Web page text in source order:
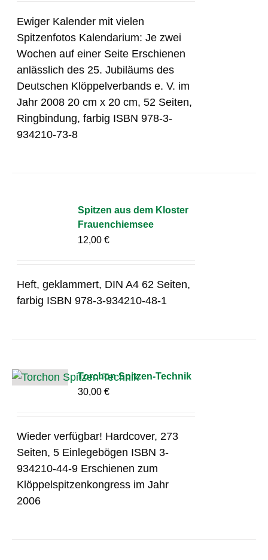
Ewiger Kalender mit vielen
Spitzenfotos Kalendarium: Je zwei
Wochen auf einer Seite Erschienen
anlässlich des 25. Jubiläums des
Deutschen Klöppelverbands e. V. im
Jahr 2008 20 cm x 20 cm, 52 Seiten,
Ringbindung, farbig ISBN 978-3-
934210-73-8
Spitzen aus dem Kloster
Frauenchiemsee
12,00€
Heft, geklammert, DIN A4 62 Seiten,
farbig ISBN 978-3-934210-48-1
Torchon Spitzen-Technik
30,00€
Wieder verfügbar! Hardcover, 273
Seiten, 5 Einlegebögen ISBN 3-
934210-44-9 Erschienen zum
Klöppelspitzenkongress im Jahr
2006